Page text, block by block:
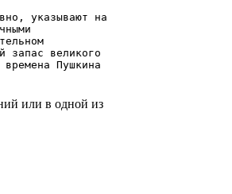
указывают на
запас великого
Пушкина
или в одной из